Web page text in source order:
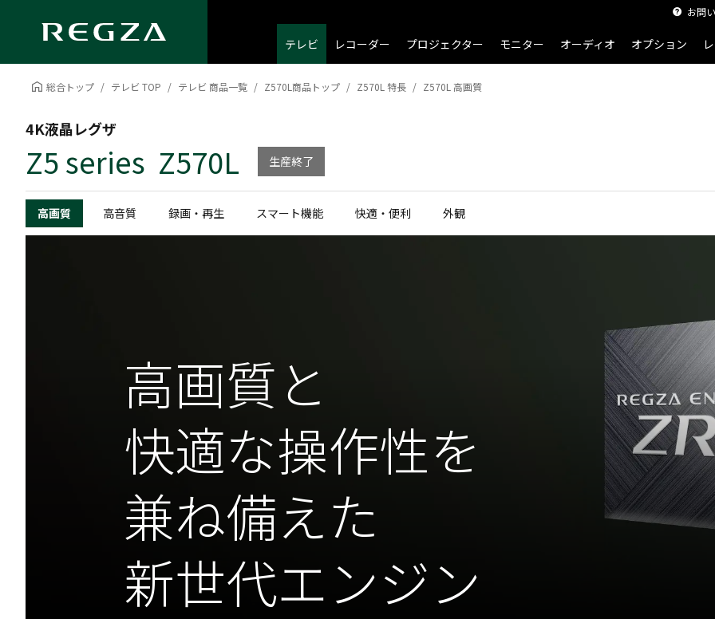
お問
テレビ レコーダー プロジェクター モニター オーディオ オプション
総合トップ テレビ TOP テレビ 商品一覧 Z570L商品トップ Z570L 特長 Z570L 高画質
4K液晶レグザ
Z5 series Z570L 生産終了
高画質 高音質 録画・再生 スマート機能 快適・便利 外観
高画質と
快適な操作性を
兼ね備えた
新世代エンジン